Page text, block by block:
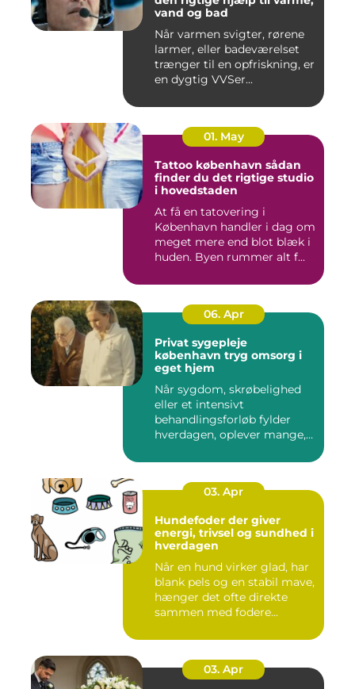
vand og bad
Når varmen svigter, rørene
larmer, eller badeværelset
trænger til en opfriskning, er
en dygtig VVSer...
01. May
Tattoo københavn sådan
finder du det rigtige studio
i hovedstaden
At få en tatovering i
København handler i dag om
meget mere end blot blæk i
huden. Byen rummer alt f...
06. Apr
Privat sygepleje
københavn tryg omsorg i
eget hjem
Når sygdom, skrøbelighed
eller et intensivt
behandlingsforløb fylder
hverdagen, oplever mange,
03. Apr
Hundefoder der giver
energi, trivsel og sundhed i
hverdagen
Når en hund virker glad, har
blank pels og en stabil mave,
hænger det ofte direkte
sammen med fodere...
03. Apr